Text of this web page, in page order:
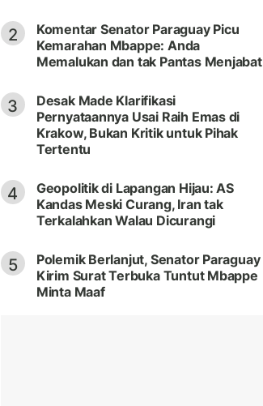
2
Komentar Senator Paraguay Picu
Kemarahan Mbappe: Anda
Memalukan dan tak Pantas Menjabat
3
Desak Made Klarifikasi
Pernyataannya Usai Raih Emas di
Krakow, Bukan Kritik untuk Pihak
Tertentu
4
Geopolitik di Lapangan Hijau: AS
Kandas Meski Curang, Iran tak
Terkalahkan Walau Dicurangi
5
Polemik Berlanjut, Senator Paraguay
Kirim Surat Terbuka Tuntut Mbappe
Minta Maaf